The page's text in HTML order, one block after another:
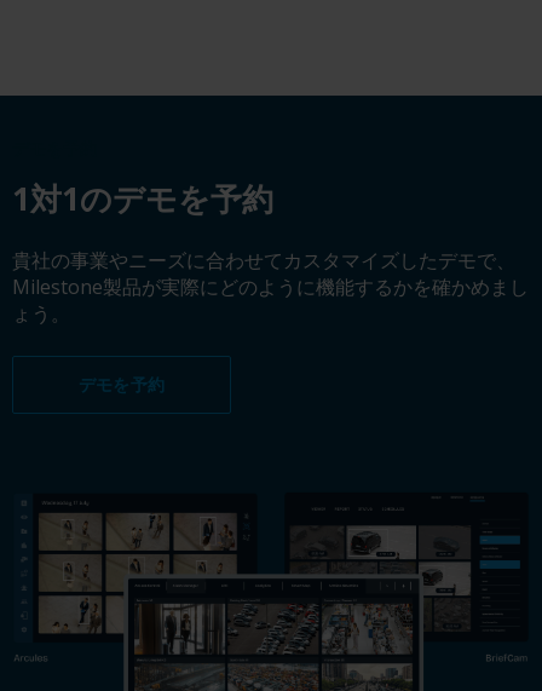
1対1のデモを予約
貴社の事業やニーズに合わせてカスタマイズしたデモで、
Milestone製品が実際にどのように機能するかを確かめまし
ょう。
デモを予約